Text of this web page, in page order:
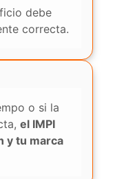
debe
correcta.
o si la
el IMPI
y tu marca